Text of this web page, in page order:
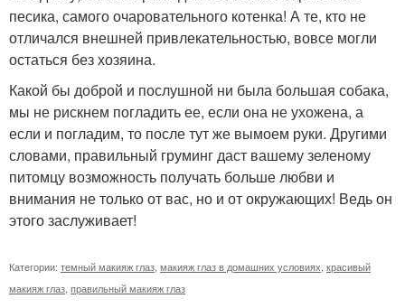
песика, самого очаровательного котенка! А те, кто не
отличался внешней привлекательностью, вовсе могли
остаться без хозяина.
Какой бы доброй и послушной ни была большая собака,
мы не рискнем погладить ее, если она не ухожена, а
если и погладим, то после тут же вымоем руки. Другими
словами, правильный груминг даст вашему зеленому
питомцу возможность получать больше любви и
внимания не только от вас, но и от окружающих! Ведь он
этого заслуживает!
Категории: темный макияж глаз макияж глаз в домашних условиях красивый
макияж глаз правильный макияж глаз